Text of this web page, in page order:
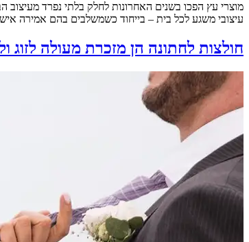
מוצרי עץ הפכו בשנים האחרונות לחלק בלתי נפרד מעיצוב
עיצובי משגע לכל בית – בייחוד כשמשלבים בהם אמירה
חולצות לחתונה הן מזכרת מעולה לזוג